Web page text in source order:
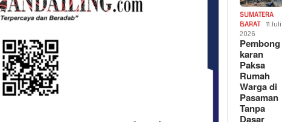
SUMATERA
BARAT
11 Juli
2026
Pembong
karan
Paksa
Rumah
Warga di
Pasaman
Tanpa